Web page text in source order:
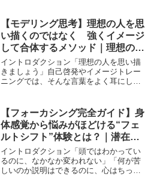
あなたの日常の人生に役立つと聴いた
ら...
【モデリング思考】理想の人を思
い描くのではなく 強くイメージ
して合体するメソッド｜理想の人
の能力をすべて受け取る
イントロダクション「理想の人を思い描
きましょう」自己啓発やイメージトレー
ニングでは、そんな言葉をよく耳にしま
うか。イメージストリーミングを実践し
ていくと、ある地点で気づ...
【フォーカシング完全ガイド】身
体感覚から悩みがほどける“フェ
ルトシフト”体験とは？｜潜在意
識は身体で語る
イントロダクション「頭ではわかってい
るのに、なかなか変われない」「何が苦
しいのか説明はできるのに、心はちっと